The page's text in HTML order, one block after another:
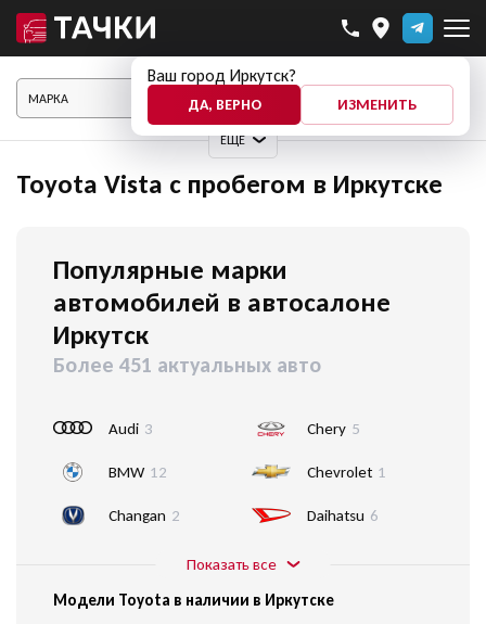
Ваш город Иркутск?
ДА, ВЕРНО ИЗМЕНИТЬ
ЕЩЕ
ПОКАЗАТЬ АВТО
Toyota Vista с пробегом в Иркутске
Популярные марки
автомобилей в автосалоне
Иркутск
Более 451 актуальных авто
Audi 3
BMW 12
Changan 2
Chery 5
Chevrolet 1
Daihatsu 6
Показать все
Модели Toyota в наличии в Иркутске